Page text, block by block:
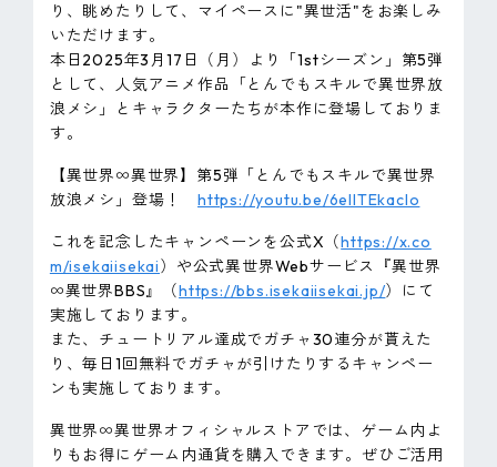
り、眺めたりして、マイペースに"異世活"をお楽しみ
いただけます。
本日2025年3月17日（月）より「1stシーズン」第5弾
として、人気アニメ作品「とんでもスキルで異世界放
浪メシ」とキャラクターたちが本作に登場しておりま
す。
【異世界∞異世界】第5弾「とんでもスキルで異世界
放浪メシ」登場！https://youtu.be/6ellTEkaclo
これを記念したキャンペーンを公式X（https://x.co
m/isekaiisekai）や公式異世界Webサービス『異世界
∞異世界BBS』（https://bbs.isekaiisekai.jp/）にて
実施しております。
また、チュートリアル達成でガチャ30連分が貰えた
り、毎日1回無料でガチャが引けたりするキャンペー
ンも実施しております。
異世界∞異世界オフィシャルストアでは、ゲーム内よ
りもお得にゲーム内通貨を購入できます。ぜひご活用